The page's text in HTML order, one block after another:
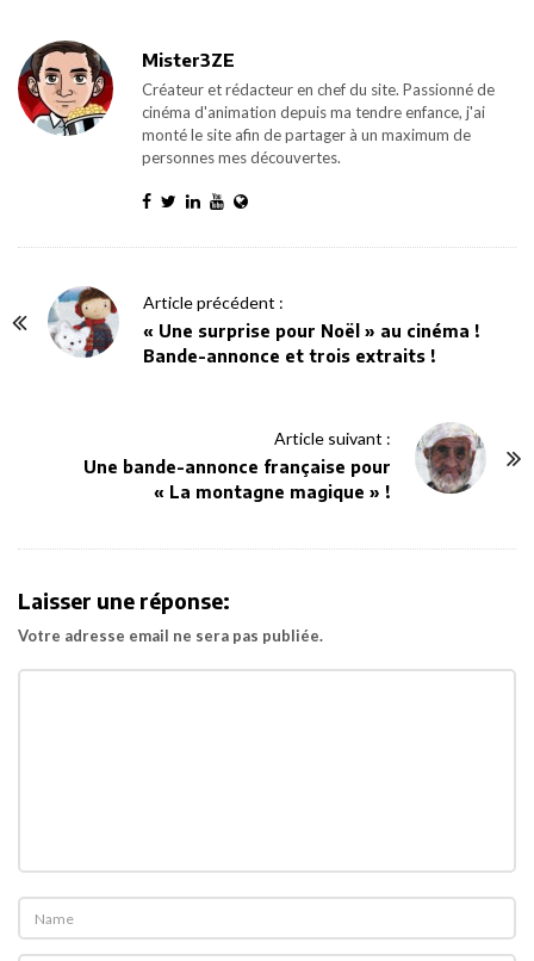
Mister3ZE
Créateur et rédacteur en chef du site. Passionné de
cinéma d'animation depuis ma tendre enfance, j'ai
monté le site afin de partager à un maximum de
personnes mes découvertes.
Article précédent :
« Une surprise pour Noël » au cinéma !
Bande-annonce et trois extraits !
Article suivant :
Une bande-annonce française pour
« La montagne magique » !
Laisser une réponse:
Votre adresse email ne sera pas publiée.